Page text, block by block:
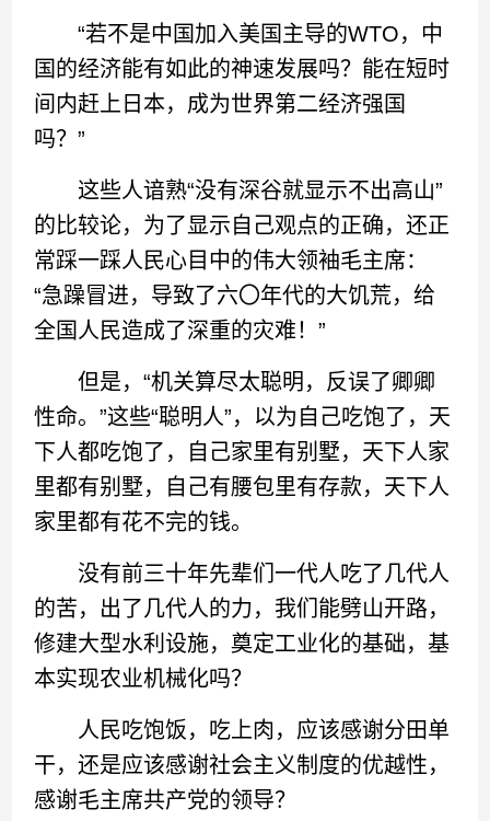
“若不是中国加入美国主导的WTO，中
国的经济能有如此的神速发展吗？能在短时
间内赶上日本，成为世界第二经济强国
吗？”
这些人谙熟“没有深谷就显示不出高山”
的比较论，为了显示自己观点的正确，还正
常踩一踩人民心目中的伟大领袖毛主席：
“急躁冒进，导致了六〇年代的大饥荒，给
全国人民造成了深重的灾难！”
但是，“机关算尽太聪明，反误了卿卿
性命。”这些“聪明人”，以为自己吃饱了，天
下人都吃饱了，自己家里有别墅，天下人家
里都有别墅，自己有腰包里有存款，天下人
家里都有花不完的钱。
没有前三十年先辈们一代人吃了几代人
的苦，出了几代人的力，我们能劈山开路，
修建大型水利设施，奠定工业化的基础，基
本实现农业机械化吗？
人民吃饱饭，吃上肉，应该感谢分田单
干，还是应该感谢社会主义制度的优越性，
感谢毛主席共产党的领导？